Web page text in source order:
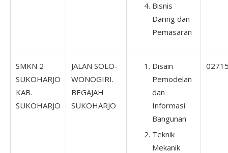
Bisnis
Daring dan
Pemasaran
SMKN 2
SUKOHARJO
KAB.
SUKOHARJO
JALAN SOLO-
WONOGIRI.
BEGAJAH
SUKOHARJO
Disain
Pemodelan
dan
Informasi
Bangunan
Teknik
Mekanik